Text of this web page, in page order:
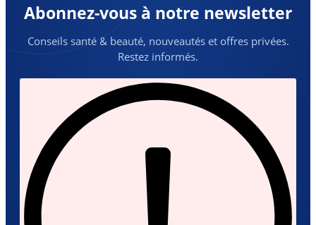
Abonnez-vous à notre newsletter
Conseils santé & beauté, nouveautés et offres privées.
Restez informés.